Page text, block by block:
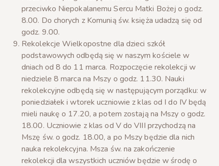
przeciwko Niepokalanemu Sercu Matki Bożej o godz.
8.00. Do chorych z Komunią św. księża udadzą się od
godz. 9.00.
Rekolekcje Wielkopostne dla dzieci szkół
podstawowych odbędą się w naszym kościele w
dniach od 8 do 11 marca. Rozpoczęcie rekolekcji w
niedziele 8 marca na Mszy o godz. 11.30. Nauki
rekolekcyjne odbędą się w następującym porządku: w
poniedziałek i wtorek uczniowie z klas od I do IV będą
mieli naukę o 17.20, a potem zostają na Mszy o godz.
18.00. Uczniowie z klas od V do VIII przychodzą na
Mszę św. o godz. 18.00, a po Mszy będzie dla nich
nauka rekolekcyjna. Msza św. na zakończenie
rekolekcji dla wszystkich uczniów będzie w środę o